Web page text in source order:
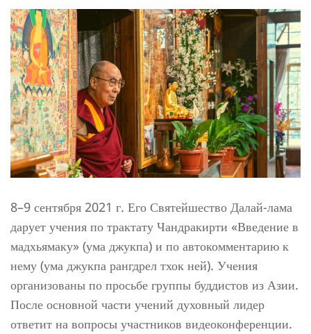
8–9 сентября 2021 г. Его Святейшество Далай-лама
дарует учения по трактату Чандракирти «Введение в
мадхьямаку» (ума джукпа) и по автокомментарию к
нему (ума джукпа рангдрел тхок ней). Учения
организованы по просьбе группы буддистов из Азии.
После основной части учений духовный лидер
ответит на вопросы участников видеоконференции.